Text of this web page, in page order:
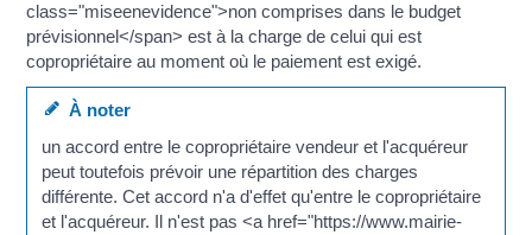
class="miseenevidence">non comprises dans le budget
prévisionnel</span> est à la charge de celui qui est
copropriétaire au moment où le paiement est exigé.
À noter
un accord entre le copropriétaire vendeur et l'acquéreur
peut toutefois prévoir une répartition des charges
différente. Cet accord n'a d'effet qu'entre le copropriétaire
et l'acquéreur. Il n'est pas <a href="https://www.mairie-